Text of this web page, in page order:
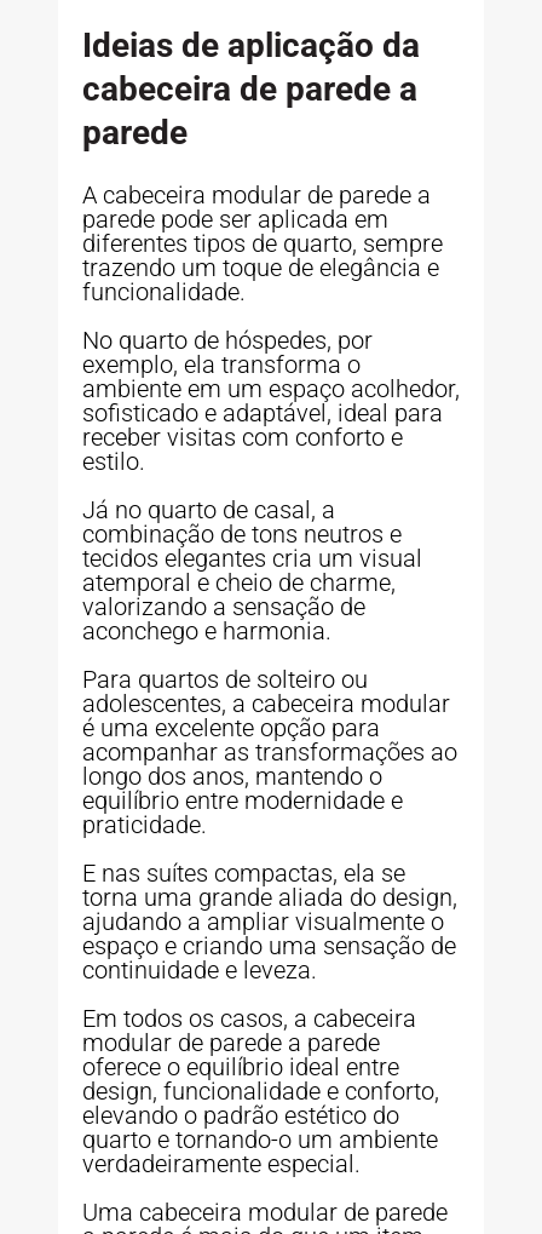
Ideias de aplicação da
cabeceira de parede a
parede
A cabeceira modular de parede a
parede pode ser aplicada em
diferentes tipos de quarto, sempre
trazendo um toque de elegância e
funcionalidade.
No quarto de hóspedes, por
exemplo, ela transforma o
ambiente em um espaço acolhedor,
sofisticado e adaptável, ideal para
receber visitas com conforto e
estilo.
Já no quarto de casal, a
combinação de tons neutros e
tecidos elegantes cria um visual
atemporal e cheio de charme,
valorizando a sensação de
aconchego e harmonia.
Para quartos de solteiro ou
adolescentes, a cabeceira modular
é uma excelente opção para
acompanhar as transformações ao
longo dos anos, mantendo o
equilíbrio entre modernidade e
praticidade.
E nas suítes compactas, ela se
torna uma grande aliada do design,
ajudando a ampliar visualmente o
espaço e criando uma sensação de
continuidade e leveza.
Em todos os casos, a cabeceira
modular de parede a parede
oferece o equilíbrio ideal entre
design, funcionalidade e conforto,
elevando o padrão estético do
quarto e tornando-o um ambiente
verdadeiramente especial.
Uma cabeceira modular de parede